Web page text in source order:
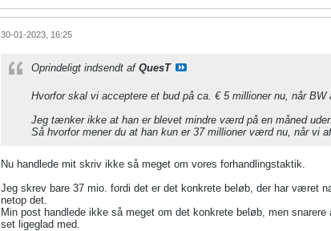
30-01-2023, 16:25
Oprindeligt indsendt af QuesT
Hvorfor skal vi acceptere et bud på ca. € 5 millioner nu, når
Jeg tænker ikke at han er blevet mindre værd på en måned
Så hvorfor mener du at han kun er 37 millioner værd nu, når vi
Nu handlede mit skriv ikke så meget om vores forhandlingstaktik.
Jeg skrev bare 37 mio. fordi det er det konkrete beløb, der har
netop det.
Min post handlede ikke så meget om det konkrete beløb, men
set ligeglad med.